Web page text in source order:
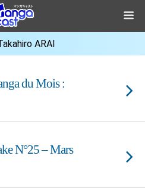
ARAI
du Mois :
N°25 – Mars